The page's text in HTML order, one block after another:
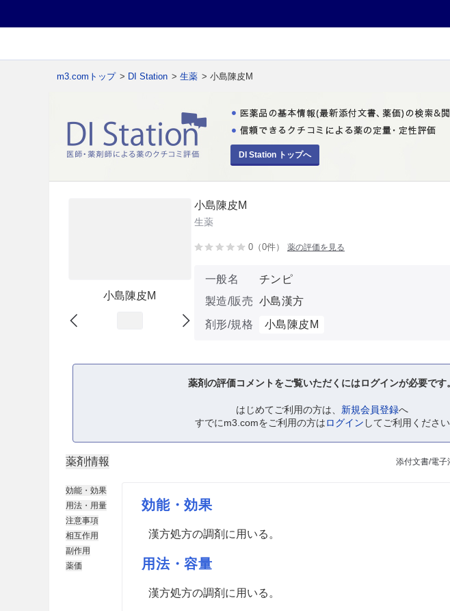
m3.comトップ > DI Station > 生薬 > 小島陳皮M
DI Station トップへ
小島陳皮M
小島陳皮M
生薬
0（0件） 薬の評価を見る
一般名
チンピ
製造/販売 小島漢方
剤形/規格
小島陳皮M
薬剤の評価コメントをご覧いただくにはログインが必要です。
はじめてご利用の方は、 新規会員登録へ
すでにm3.comをご利用の方はログイン してご利用ください
薬剤情報 添付文書/電子
効能・効果
用法・用量
注意事項
相互作用
副作用
薬価
効能・効果
漢方処方の調剤に用いる。
用法・容量
漢方処方の調剤に用いる。